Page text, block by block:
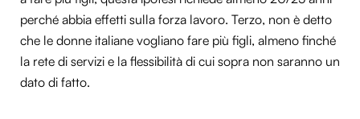
Utilizziamo i cookie per personalizzare contenuti ed
annunci, per fornire funzionalità dei social media e per
analizzare il nostro traffico. Condividiamo inoltre
informazioni sul modo in cui utilizzi il nostro sito con i
perché abbia effetti sulla forza lavoro. Terzo, non è detto
che le donne italiane vogliano fare più figli, almeno finché
la rete di servizi e la flessibilità di cui sopra non saranno un
dato di fatto.